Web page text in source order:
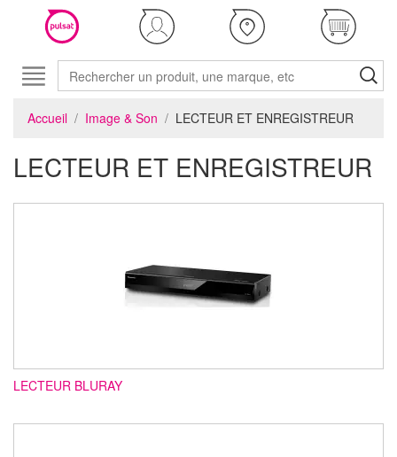
Accueil Image & Son LECTEUR ET ENREGISTREUR
LECTEUR ET ENREGISTREUR
LECTEUR BLURAY